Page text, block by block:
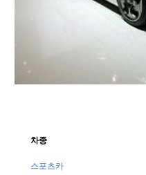
차종
스포츠카